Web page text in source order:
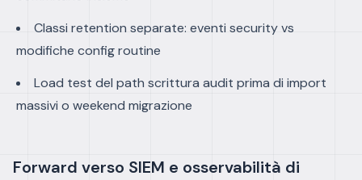
Classi retention separate: eventi security vs
modifiche config routine
Load test del path scrittura audit prima di import
massivi o weekend migrazione
Forward verso SIEM e osservabilità di